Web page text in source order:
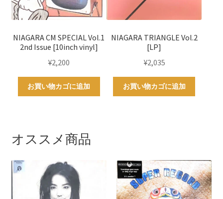
NIAGARA CM SPECIAL Vol.1
2nd Issue [10inch vinyl]
¥2,200
お買い物カゴに追加
NIAGARA TRIANGLE Vol.2
[LP]
¥2,035
お買い物カゴに追加
オススメ商品